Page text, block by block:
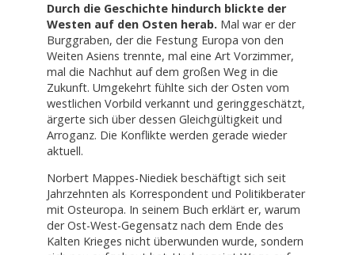
Durch die Geschichte hindurch blickte der
Westen auf den Osten herab. Mal war er der
Burggraben, der die Festung Europa von den
Weiten Asiens trennte, mal eine Art Vorzimmer,
mal die Nachhut auf dem großen Weg in die
Zukunft. Umgekehrt fühlte sich der Osten vom
westlichen Vorbild verkannt und geringgeschätzt,
ärgerte sich über dessen Gleichgültigkeit und
Arroganz. Die Konflikte werden gerade wieder
aktuell.
Norbert Mappes-Niediek beschäftigt sich seit
Jahrzehnten als Korrespondent und Politikberater
mit Osteuropa. In seinem Buch erklärt er, warum
der Ost-West-Gegensatz nach dem Ende des
Kalten Krieges nicht überwunden wurde, sondern